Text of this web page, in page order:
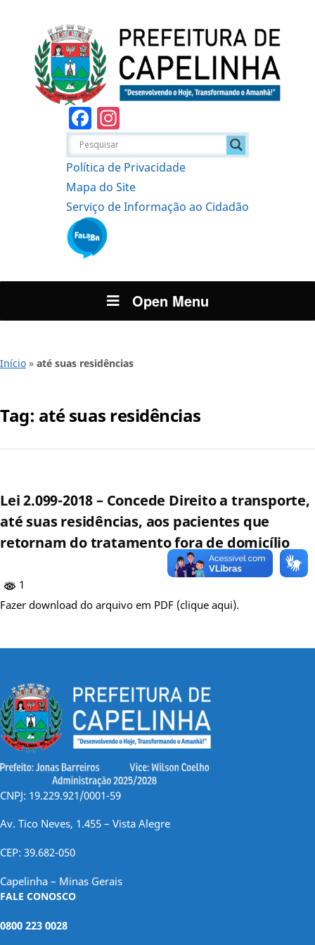
Facebook
Política de Privacidade
Mapa do Site
Serviço de Informação ao Cidadão
Open Menu
Início » até suas residências
Tag: até suas residências
Lei 2.099-2018 – Concede Direito a transporte,
até suas residências, aos pacientes que
retornam do tratamento fora de domicílio
1
Fazer download do arquivo em PDF (clique aqui).
CNPJ: 19.229.921/0001-59
Av. Tico Neves, 1.455 – Vista Alegre
CEP: 39.682-050
Capelinha – Minas Gerais
FALE CONOSCO
0800 223 0028